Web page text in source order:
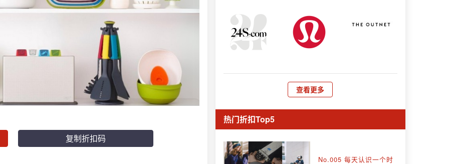
复制折扣码
查看更多
热门折扣Top5
No.005 每天认识一个时